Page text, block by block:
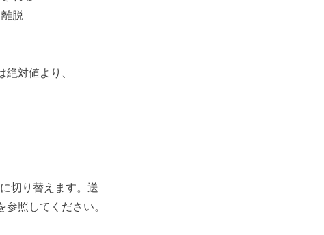
脱
対値より、
切り替えます。送
参照してください。